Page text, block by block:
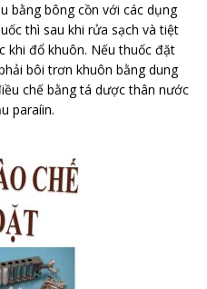
bằng bông cồn với các dụng
thì sau khi rửa sạch và tiệt
khi đổ khuôn. Nếu thuốc đặt
bôi trơn khuôn bằng dung
chế bằng tá dược thân nước
paraíin.